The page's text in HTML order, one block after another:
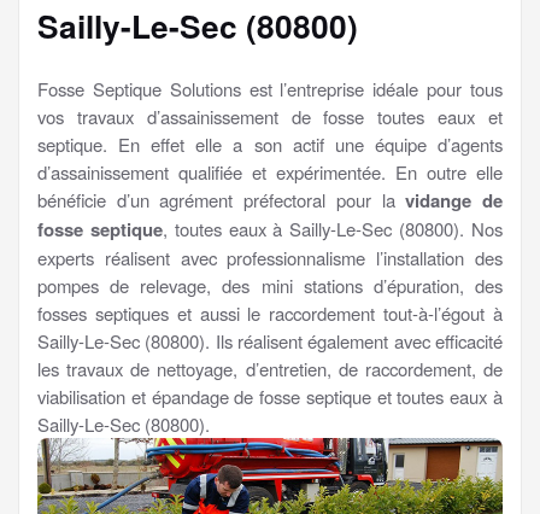
Sailly-Le-Sec (80800)
Fosse Septique Solutions est l’entreprise idéale pour tous
vos travaux d’assainissement de fosse toutes eaux et
septique. En effet elle a son actif une équipe d’agents
d’assainissement qualifiée et expérimentée. En outre elle
bénéficie d’un agrément préfectoral pour lavidange de
fosse septique, toutes eaux à Sailly-Le-Sec (80800). Nos
experts réalisent avec professionnalisme l’installation des
pompes de relevage, des mini stations d’épuration, des
fosses septiques et aussi le raccordement tout-à-l’égout à
Sailly-Le-Sec (80800). Ils réalisent également avec efficacité
les travaux de nettoyage, d’entretien, de raccordement, de
viabilisation et épandage de fosse septique et toutes eaux à
Sailly-Le-Sec (80800).